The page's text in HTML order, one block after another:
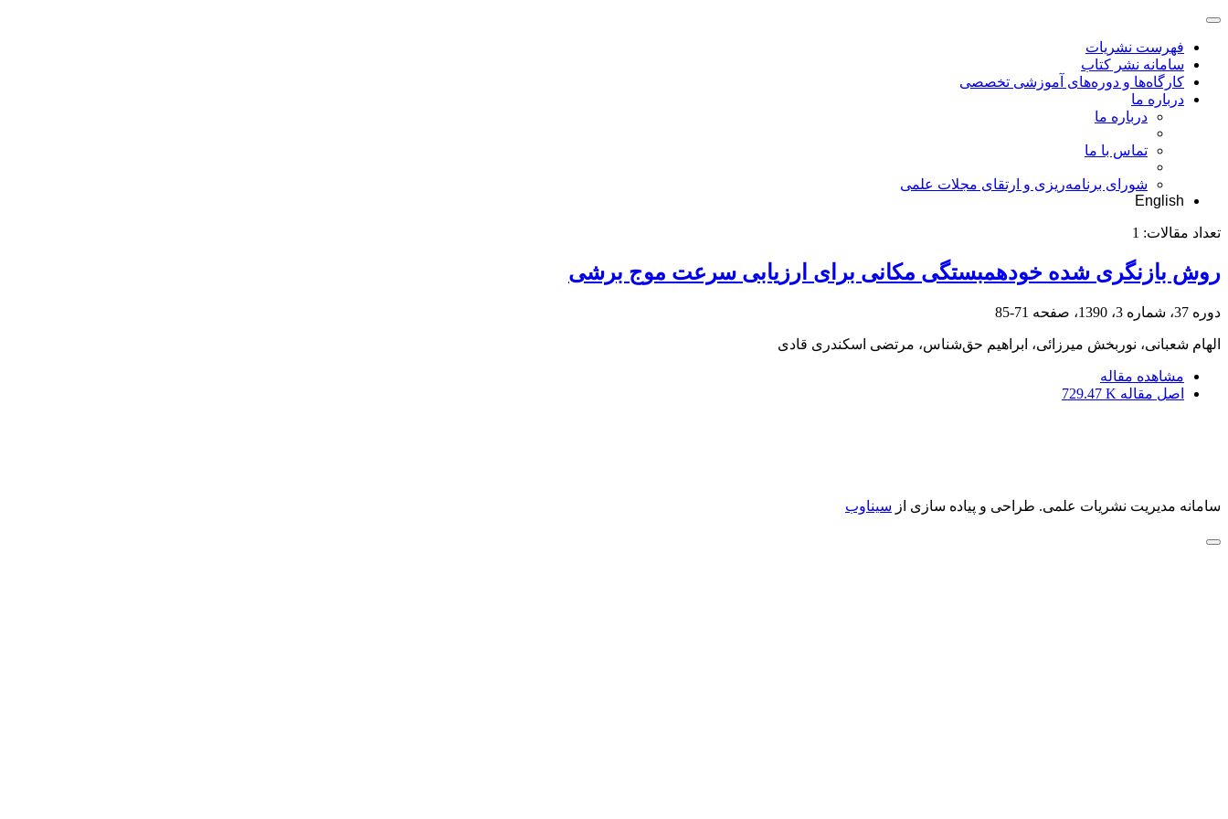
فهرست نشریات
سامانه نشر کتاب
کارگاه‌ها و دوره‌های آموزشی تخصصی
درباره ما
درباره ما
تماس با ما
شورای برنامه‌ریزی و ارتقای مجلات علمی
English
تعداد مقالات: 1
روش بازنگری شده خودهمبستگی مکانی برای ارزیابی سرعت موج برشی
دوره 37، شماره 3، 1390، صفحه 71-85
الهام شعبانی، نوربخش میرزائی، ابراهیم حق‌شناس، مرتضی اسکندری قادی
مشاهده مقاله
اصل مقاله 729.47 K
سامانه مدیریت نشریات علمی. طراحی و پیاده سازی از سیناوب